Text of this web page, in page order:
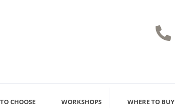

CHOOSE WORKSHOPS WHERE TO BUY